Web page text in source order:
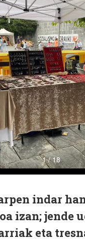
indar
izan; jende
eta